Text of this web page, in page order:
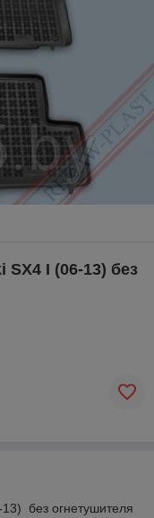
I (06-13) без
без огнетушителя